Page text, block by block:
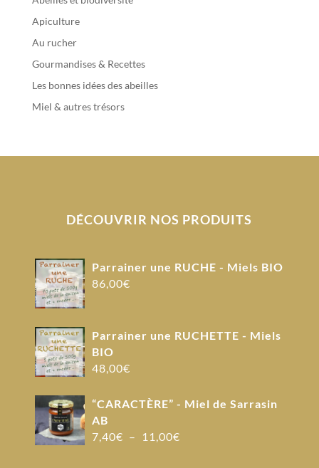
Apiculture
Au rucher
Gourmandises & Recettes
Les bonnes idées des abeilles
Miel & autres trésors
DÉCOUVRIR NOS PRODUITS
Parrainer une RUCHE - Miels BIO
86,00€
Parrainer une RUCHETTE - Miels
BIO
48,00€
“CARACTÈRE” - Miel de Sarrasin
AB
7,40€ – 11,00€Plage